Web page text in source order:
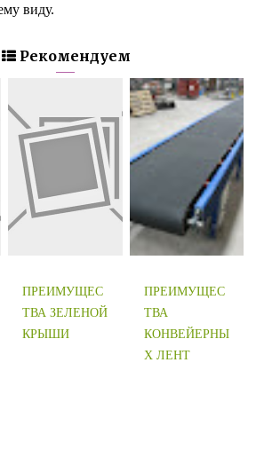
виду.
Рекомендуем
ПРЕИМУЩЕС
ТВА ЗЕЛЕНОЙ
КРЫШИ
ПРЕИМУЩЕС
ТВА
КОНВЕЙЕРНЫ
Х ЛЕНТ